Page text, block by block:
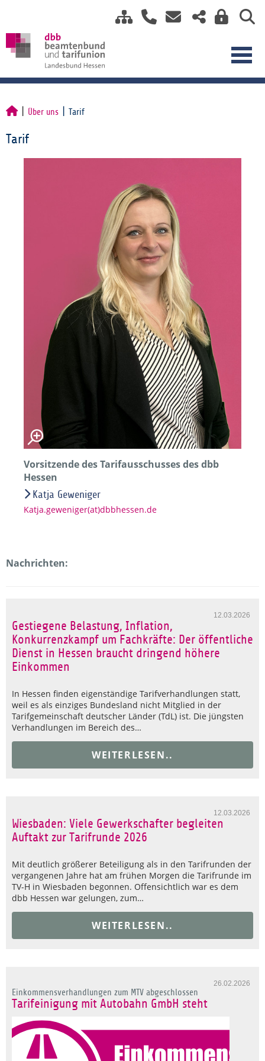
Über uns Tarif
Tarif
Vorsitzende des Tarifausschusses des dbb
Hessen
Katja Geweniger
Katja.geweniger(at)dbbhessen.de
Nachrichten:
12.03.2026
Gestiegene Belastung, Inflation,
Konkurrenzkampf um Fachkräfte: Der öffentliche
Dienst in Hessen braucht dringend höhere
Einkommen
In Hessen finden eigenständige Tarifverhandlungen statt,
weil es als einziges Bundesland nicht Mitglied in der
Tarifgemeinschaft deutscher Länder (TdL) ist. Die jüngsten
Verhandlungen im Bereich des…
WEITERLESEN..
12.03.2026
Wiesbaden: Viele Gewerkschafter begleiten
Auftakt zur Tarifrunde 2026
Mit deutlich größerer Beteiligung als in den Tarifrunden der
vergangenen Jahre hat am frühen Morgen die Tarifrunde im
TV-H in Wiesbaden begonnen. Offensichtlich war es dem
dbb Hessen war gelungen, zum…
WEITERLESEN..
26.02.2026
Einkommensverhandlungen zum MTV abgeschlossen
Tarifeinigung mit Autobahn GmbH steht